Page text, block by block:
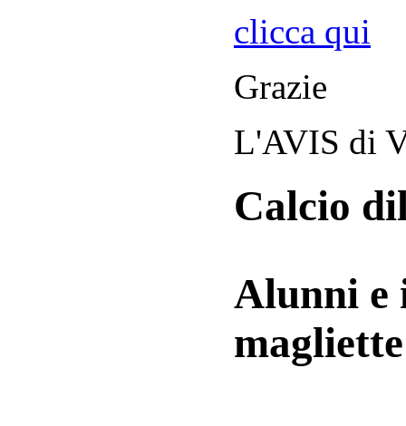
clicca qui
Grazie
L'AVIS di
Calcio
Alunni e